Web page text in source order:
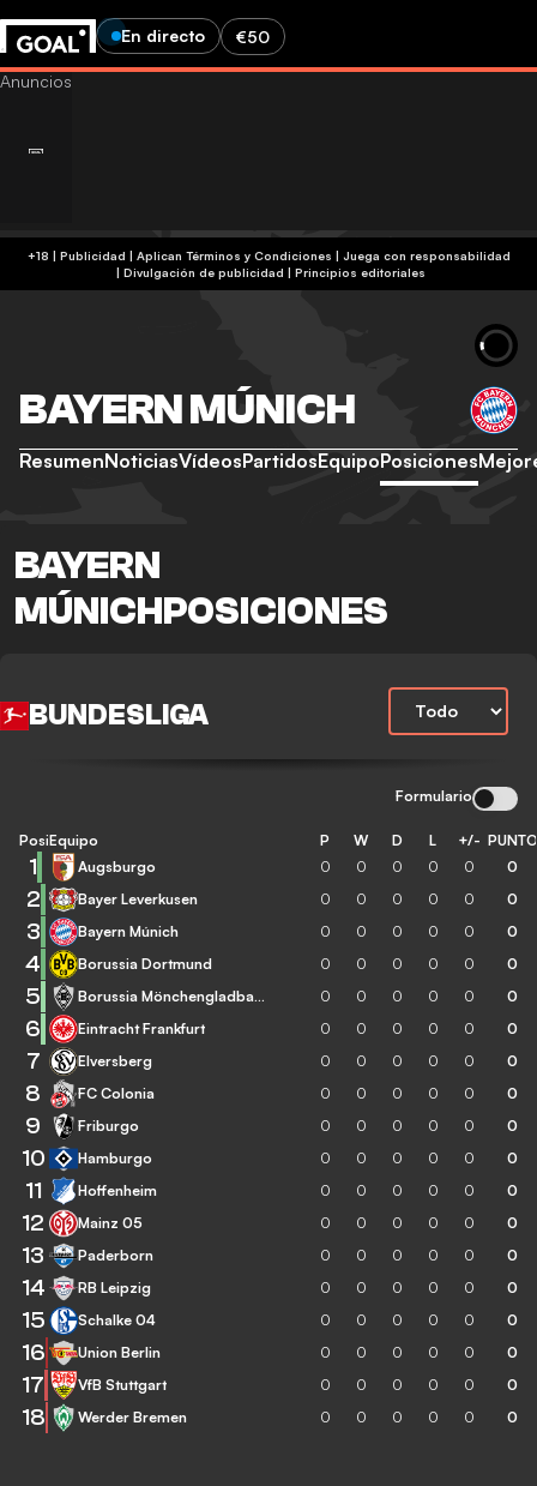
En directo €50
+18 | Publicidad | Aplican Términos y Condiciones | Juega con responsabilidad
| Divulgación de publicidad | Principios editoriales
BAYERN MÚNICH
ResumenNoticiasVídeosPartidosEquipoPosiciones
BAYERN
MÚNICHPOSICIONES
BUNDESLIGA
Formulario
Posición
Equipo P W D L +/-
1 Augsburgo 0 0 0 0 0 0
2 Bayer Leverkusen 0 0 0 0 0 0
3 Bayern Múnich 0 0 0 0 0 0
4 Borussia Dortmund 0 0 0 0 0 0
5 Borussia Mönchengladbach 0 0 0 0 0 0
6 Eintracht Frankfurt 0 0 0 0 0 0
7 Elversberg 0 0 0 0 0 0
8 FC Colonia 0 0 0 0 0 0
9 Friburgo 0 0 0 0 0 0
10 Hamburgo 0 0 0 0 0 0
11 Hoffenheim 0 0 0 0 0 0
12 Mainz 05 0 0 0 0 0 0
13 Paderborn 0 0 0 0 0 0
14 RB Leipzig 0 0 0 0 0 0
15 Schalke 04 0 0 0 0 0 0
16 Union Berlin 0 0 0 0 0 0
17 VfB Stuttgart 0 0 0 0 0 0
18 Werder Bremen 0 0 0 0 0 0